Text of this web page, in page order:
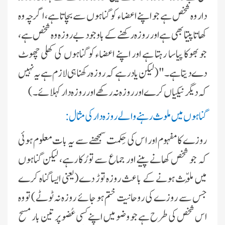
دار وہ شخص ہے جو اپنے اعضاء کو گناہوں سے بچاتا ہے، اگرچہ وہ
کھاتا پیتا بھی ہے اور روزہ رکھنے کے باوجود بے روزہ وہ شخص ہے،
جو بھوکا پیاسا رہتا ہے اور اپنے اعضاء کو گناہوں کی کھلی چھوٹ
دے دیتا ہے ۔"( لیکن یاد رہے کہ روزہ رکھنا ہی لازم ہے یہ نہیں
کہ دیگر نیکیاں کرے اور روزہ نہ رکھے اور روزہ دار کہلائے ۔ )
گناہوں میں ملوث رہنے والے روزہ دار کی مثال:
روزے کا مفہوم اور اس کی حِکمت سمجھنے سے یہ بات معلوم ہوئی
کہ جو شخص کھانے پینے اور جماع سے تو رُکا رہے، لیکن گناہوں
میں مُلوّث ہونے کے باعث روزہ توڑ دے(یعنی ایسا گناہ کرے
جس سے روزے کی روحانیت ختم ہو جائے روزہ نہ ٹوٹے) تو وہ
اس شخص کی طرح ہے جو وضو میں اپنے کسی عُضو پر تین بار مسح